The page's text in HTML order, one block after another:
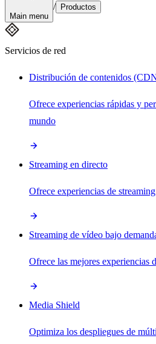
Main menu
/ Productos
Servicios de red
Distribución de contenidos
Ofrece experiencias rápidas y
mundo
Streaming en directo
Ofrece experiencias de
Streaming de vídeo bajo
Ofrece las mejores experiencias
Media Shield
Optimiza los despliegues de